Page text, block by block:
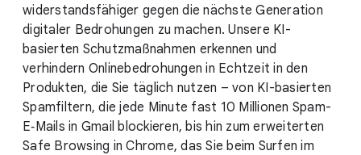
widerstandsfähiger gegen die nächste Generation
digitaler Bedrohungen zu machen. Unsere KI-
basierten Schutzmaßnahmen erkennen und
verhindern Onlinebedrohungen in Echtzeit in den
Produkten, die Sie täglich nutzen – von KI-basierten
Spamfiltern, die jede Minute fast 10 Millionen Spam-
E‑Mails in Gmail blockieren, bis hin zum erweiterten
Safe Browsing in Chrome, das Sie beim Surfen im